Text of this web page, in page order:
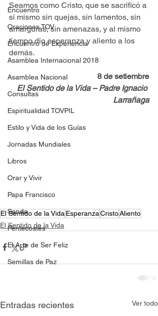
Encuentro
Oraciones TOV
Encuentro de Experiencia
Asamblea Internacional 2018
Asamblea Nacional
Consultas
Espiritualidad TOVPIL
Estilo y Vida de los Guías
Jornadas Mundiales
Libros
Orar y Vivir
Papa Francisco
Senda
Pentecostés
El Arte de Ser Feliz
Semillas de Paz
Seamos como Cristo, que se sacrificó a
sí mismo sin quejas, sin lamentos, sin
amarguras, sin amenazas, y al mismo
tiempo dio esperanza y aliento a los
demás.
8 de setiembre
El Sentido de la Vida – Padre Ignacio
Larrañaga
El Sentido de la Vida EsperanzaCristoAliento
El Sentido de la Vida
Entradas recientes Ver todo